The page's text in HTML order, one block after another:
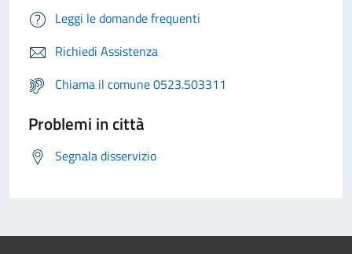
Leggi le domande frequenti
Richiedi Assistenza
Chiama il comune 0523.503311
Problemi in città
Segnala disservizio